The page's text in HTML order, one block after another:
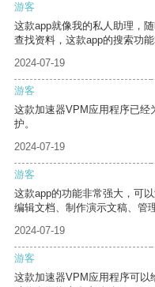
游客
这款app就像我的私人助理，
查找资料，这款app的搜索功
2024-07-19
游客
这款加速器VPM应用程序已经
护。
2024-07-19
游客
这款app的功能非常强大，可
编辑文档、制作演示文稿、管
2024-07-19
游客
这款加速器VPM应用程序可以